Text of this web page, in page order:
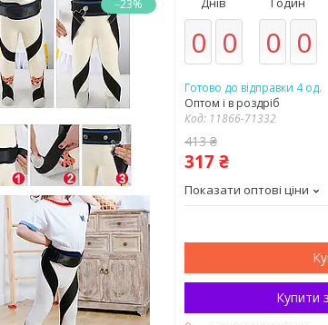
–23%
0 0 0 0
Готово до відправки 4 од.
Оптом і в роздріб
Код: 11866-71332
413 ₴
317 ₴
Показати оптові ціни
Купити з